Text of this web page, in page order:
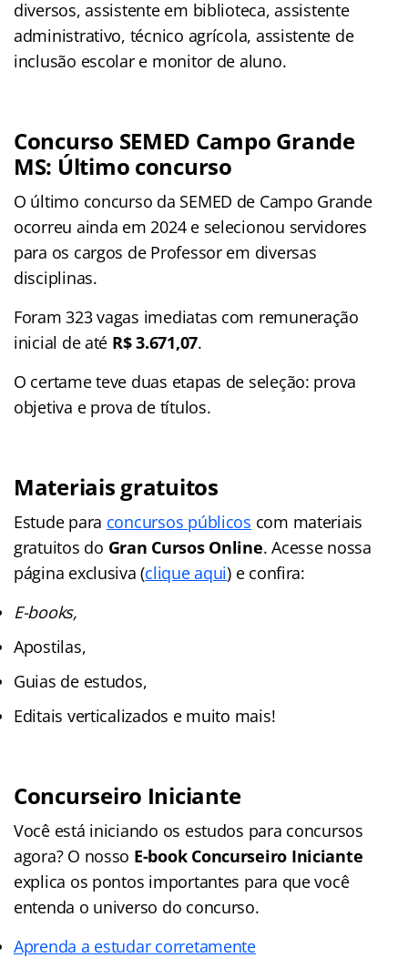
diversos, assistente em biblioteca, assistente
administrativo, técnico agrícola, assistente de
inclusão escolar e monitor de aluno.
Concurso SEMED Campo Grande
MS: Último concurso
O último concurso da SEMED de Campo Grande
ocorreu ainda em 2024 e selecionou servidores
para os cargos de Professor em diversas
disciplinas.
Foram 323 vagas imediatas com remuneração
inicial de até R$ 3.671,07.
O certame teve duas etapas de seleção: prova
objetiva e prova de títulos.
Materiais gratuitos
Estude para concursos públicos com materiais
gratuitos do Gran Cursos Online. Acesse nossa
página exclusiva (clique aqui) e confira:
E-books,
Apostilas,
Guias de estudos,
Editais verticalizados e muito mais!
Concurseiro Iniciante
Você está iniciando os estudos para concursos
agora? O nosso E-book Concurseiro Iniciante
explica os pontos importantes para que você
entenda o universo do concurso.
Aprenda a estudar corretamente